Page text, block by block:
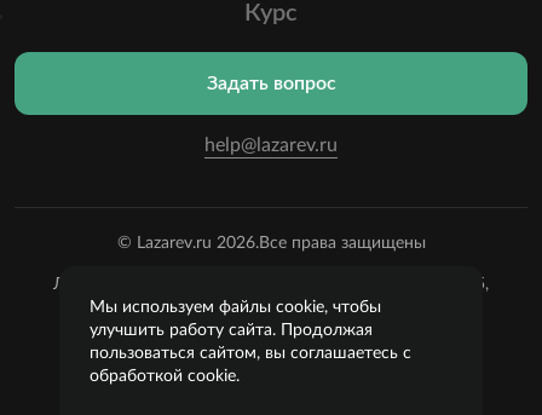
Курс
help@lazarev.ru
Задать вопрос
© Lazarev.ru 2026.Все права защищены
Лазарев Сергей Николаевич (ИП) ИНН: 782570100635,
ОГРНИП:
314784729300600, Р/С: 40802810102570002043,
Банк: ОАО "АЛЬФА-БАНК" БИК: 044525593, К/С:
30101810200000000593
Мы используем файлы cookie, чтобы
улучшить работу сайта. Продолжая
пользоваться сайтом, вы соглашаетесь с
обработкой cookie.